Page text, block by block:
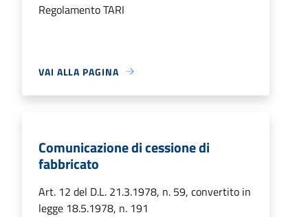
Regolamento TARI
VAI ALLA PAGINA
Comunicazione di cessione di
fabbricato
Art. 12 del D.L. 21.3.1978, n. 59, convertito in
legge 18.5.1978, n. 191